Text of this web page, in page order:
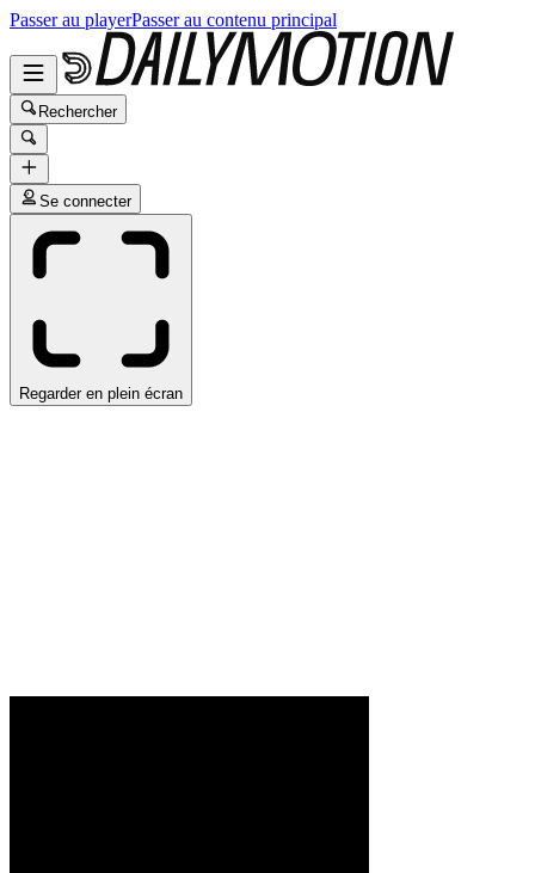
Passer au playerPasser au contenu principal
Rechercher
Se connecter
Regarder en plein écran